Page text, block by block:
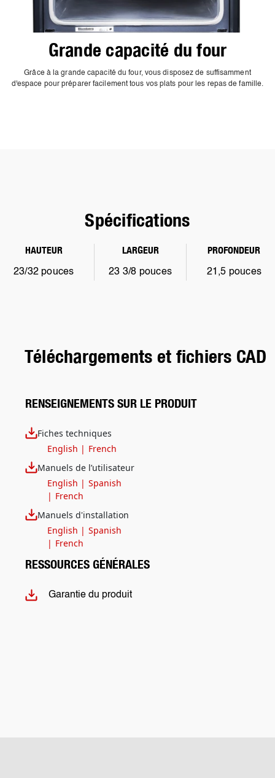
Grande capacité du four
Grâce à la grande capacité du four, vous disposez de suffisamment
d'espace pour préparer facilement tous vos plats pour les repas de famille.
Spécifications
HAUTEUR
23/32 pouces
LARGEUR
23 3/8 pouces
PROFONDEUR
21,5 pouces
Téléchargements et fichiers CAD
RENSEIGNEMENTS SUR LE PRODUIT
Fiches techniques
English | French
Manuels de l’utilisateur
English | Spanish
| French
Manuels d'installation
English | Spanish
| French
RESSOURCES GÉNÉRALES
Garantie du produit